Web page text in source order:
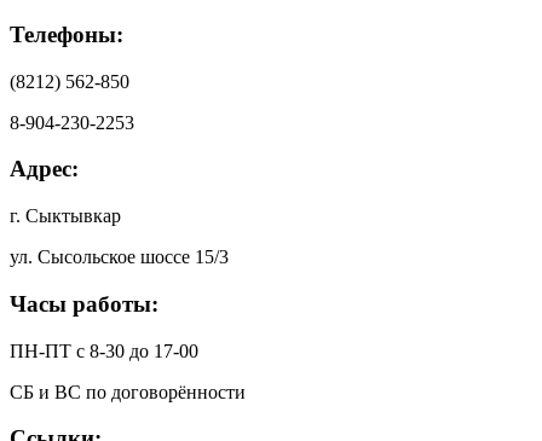
Телефоны:
(8212) 562-850
8-904-230-2253
Адрес:
г. Сыктывкар
ул. Сысольское шоссе 15/3
Часы работы:
ПН-ПТ с 8-30 до 17-00
СБ и ВС по договорённости